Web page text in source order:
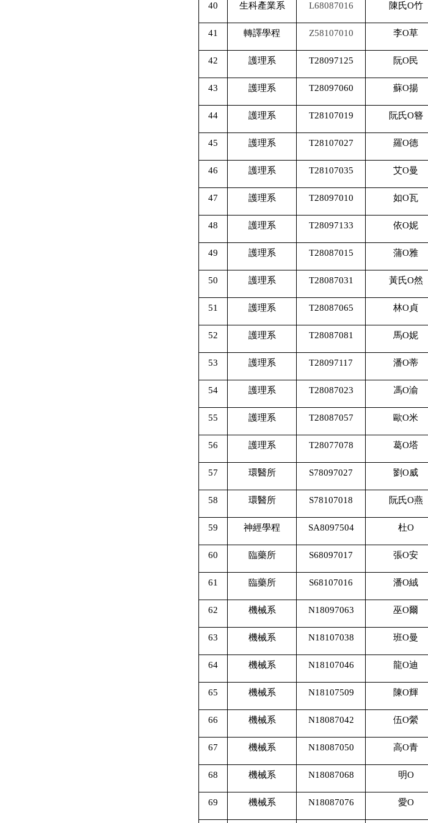
40 生科產業系 L68087016 陳氏O竹
41 轉譯學程 Z58107010 李O草
42 護理系 T28097125 阮O民
43 護理系 T28097060 蘇O揚
44 護理系 T28107019 阮氏O簪
45 護理系 T28107027 羅O德
46 護理系 T28107035 艾O曼
47 護理系 T28097010 如O瓦
48 護理系 T28097133 依O妮
49 護理系 T28087015 蒲O雅
50 護理系 T28087031 黃氏O然
51 護理系 T28087065 林O貞
52 護理系 T28087081 馬O妮
53 護理系 T28097117 潘O蒂
54 護理系 T28087023 馮O渝
55 護理系 T28087057 歐O米
56 護理系 T28077078 葛O塔
57 環醫所 S78097027 劉O威
58 環醫所 S78107018 阮氏O燕
59 神經學程 SA8097504 杜O
60 臨藥所 S68097017 張O安
61 臨藥所 S68107016 潘O絨
62 機械系 N18097063 巫O爾
63 機械系 N18107038 班O曼
64 機械系 N18107046 龍O迪
65 機械系 N18107509 陳O輝
66 機械系 N18087042 伍O縈
67 機械系 N18087050 高O青
68 機械系 N18087068 明O
69 機械系 N18087076 愛O